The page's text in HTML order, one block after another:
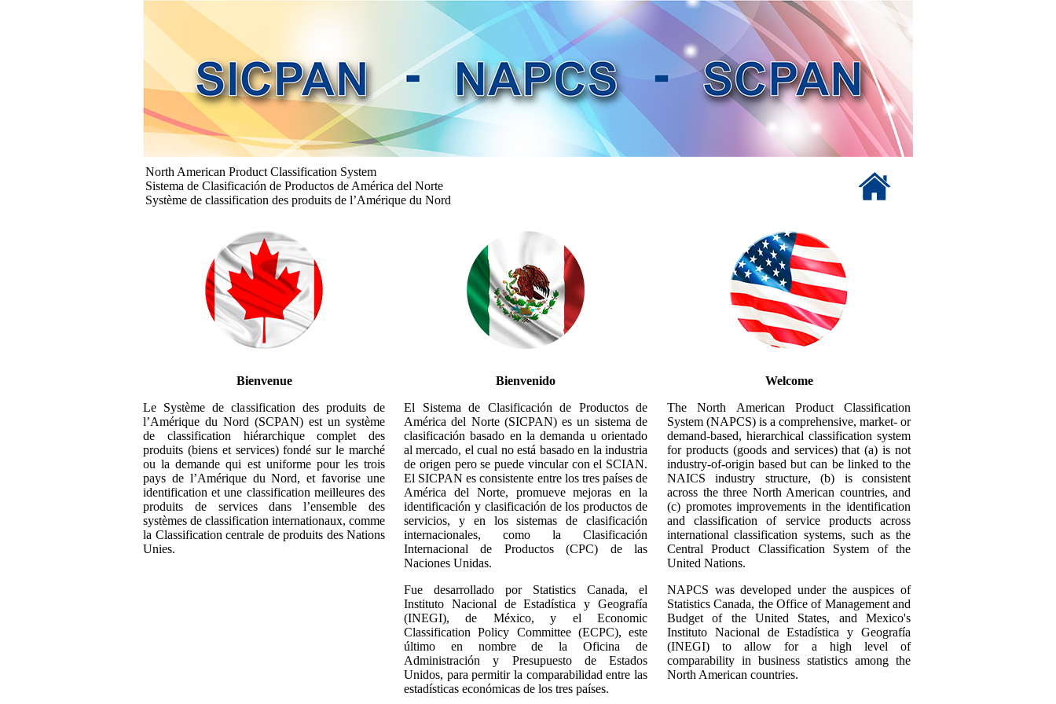
North American Product Classification System
Sistema de Clasificación de Productos de América del Norte
Système de classification des produits de l’Amérique du Nord
Bienvenue
Le Système de classification des produits de
l’Amérique du Nord (SCPAN) est un système
de classification hiérarchique complet des
produits (biens et services) fondé sur le marché
ou la demande qui est uniforme pour les trois
pays de l’Amérique du Nord, et favorise une
identification et une classification meilleures des
produits de services dans l’ensemble des
systèmes de classification internationaux, comme
la Classification centrale de produits des Nations
Unies.
Bienvenido
El Sistema de Clasificación de Productos de
América del Norte (SICPAN) es un sistema de
clasificación basado en la demanda u orientado
al mercado, el cual no está basado en la industria
de origen pero se puede vincular con el SCIAN.
El SICPAN es consistente entre los tres países de
América del Norte, promueve mejoras en la
identificación y clasificación de los productos de
servicios, y en los sistemas de clasificación
internacionales, como la Clasificación
Internacional de Productos (CPC) de las
Naciones Unidas.
Fue desarrollado por Statistics Canada, el
Instituto Nacional de Estadística y Geografía
(INEGI), de México, y el Economic
Classification Policy Committee (ECPC), este
último en nombre de la Oficina de
Administración y Presupuesto de Estados
Unidos, para permitir la comparabilidad entre las
estadísticas económicas de los tres países.
Welcome
The North American Product Classification
System (NAPCS) is a comprehensive, market- or
demand-based, hierarchical classification system
for products (goods and services) that (a) is not
industry-of-origin based but can be linked to the
NAICS industry structure, (b) is consistent
across the three North American countries, and
(c) promotes improvements in the identification
and classification of service products across
international classification systems, such as the
Central Product Classification System of the
United Nations.
NAPCS was developed under the auspices of
Statistics Canada, the Office of Management and
Budget of the United States, and Mexico's
Instituto Nacional de Estadística y Geografía
(INEGI) to allow for a high level of
comparability in business statistics among the
North American countries.